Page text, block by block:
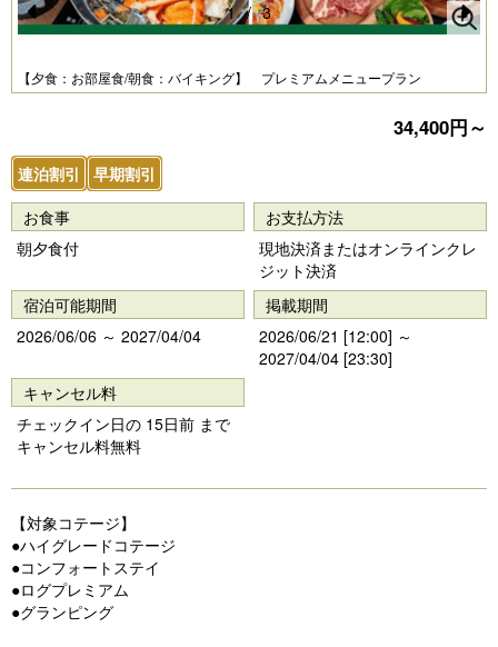
Pr
e
u
s
【夕食：お部屋食/朝食：バイキング】 プレミアムメニュープラン
N
1 / 3
34,400円～
連泊割引
早期割引
お食事
朝夕食付
お支払方法
現地決済またはオンラインクレ
ジット決済
宿泊可能期間
2026/06/06 ～ 2027/04/04
掲載期間
2026/06/21 [12:00] ～
2027/04/04 [23:30]
キャンセル料
チェックイン日の 15日前 まで
キャンセル料無料
【対象コテージ】
●ハイグレードコテージ
●コンフォートステイ
●ログプレミアム
●グランピング